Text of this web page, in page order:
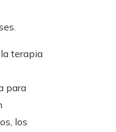
terapia
para
los